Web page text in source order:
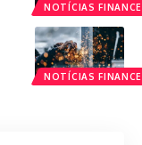
NOTÍCIAS
NOTÍCIAS